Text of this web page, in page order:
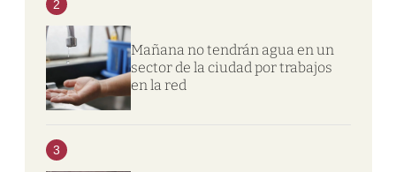
2
Mañana no tendrán agua en un
sector de la ciudad por trabajos
en la red
3